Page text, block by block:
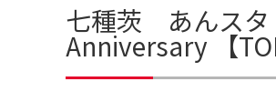
七種茨 あんスタ
Anniversary 【